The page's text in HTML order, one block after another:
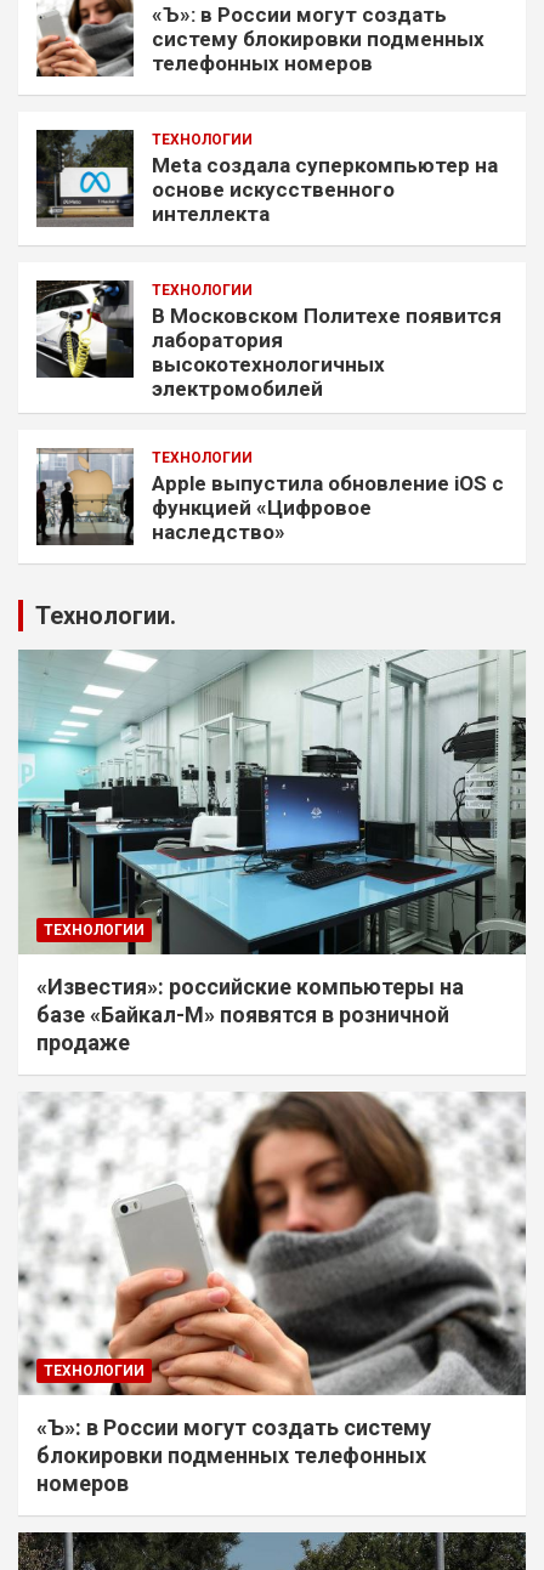
«Ъ»: в России могут создать
систему блокировки подменных
телефонных номеров
ТЕХНОЛОГИИ
Meta создала суперкомпьютер на
основе искусственного
интеллекта
ТЕХНОЛОГИИ
В Московском Политехе появится
лаборатория
высокотехнологичных
электромобилей
ТЕХНОЛОГИИ
Apple выпустила обновление iOS с
функцией «Цифровое
наследство»
Технологии.
ТЕХНОЛОГИИ
«Известия»: российские компьютеры на
базе «Байкал-М» появятся в розничной
продаже
ТЕХНОЛОГИИ
«Ъ»: в России могут создать систему
блокировки подменных телефонных
номеров